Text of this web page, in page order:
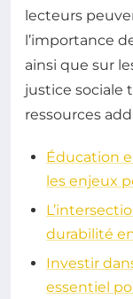
lecteurs
l’importance
ainsi que sur
justice sociale
ressources
Éducation
les enjeux
durabilité
Investir
essentiel